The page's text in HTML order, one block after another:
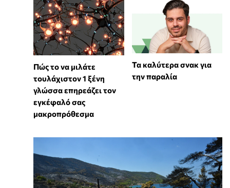
⁠Πώς το να μιλάτε
τουλάχιστον 1 ξένη
γλώσσα επηρεάζει τον
εγκέφαλό σας
μακροπρόθεσμα
Τα καλύτερα σνακ για
την παραλία